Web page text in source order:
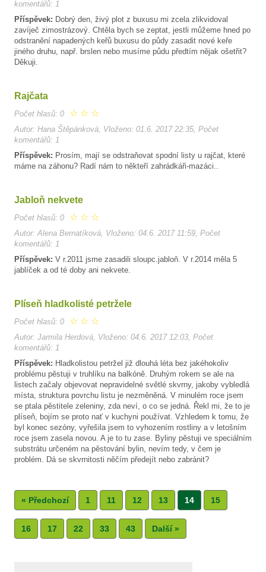
komentářů: 1
Příspěvek: Dobrý den, živý plot z buxusu mi zcela zlikvidoval
zavíječ zimostrázový. Chtěla bych se zeptat, jestli můžeme hned po
odstranění napadených keřů buxusu do půdy zasadit nové keře
jiného druhu, např. brslen nebo musíme půdu předtím nějak ošetřit?
Děkuji.
Rajčata
Počet hlasů: 0 ☆ ☆ ☆
Autor: Hana Štěpánková, Vloženo: 01.6. 2017 22:35, Počet
komentářů: 1
Příspěvek: Prosím, mají se odstraňovat spodní listy u rajčat, které
máme na záhonu? Radí nám to někteří zahrádkáři-mazáci..
Jabloň nekvete
Počet hlasů: 0 ☆ ☆ ☆
Autor: Alena Bernatíková, Vloženo: 04.6. 2017 11:59, Počet
komentářů: 1
Příspěvek: V r.2011 jsme zasadili sloupc.jabloň. V r.2014 měla 5
jablíček a od té doby ani nekvete.
Plíseň hladkolisté petržele
Počet hlasů: 0 ☆ ☆ ☆
Autor: Jarmila Herdová, Vloženo: 04.6. 2017 12:03, Počet
komentářů: 1
Příspěvek: Hladkolistou petržel již dlouhá léta bez jakéhokoliv
problému pěstuji v truhlíku na balkóně. Druhým rokem se ale na
listech začaly objevovat nepravidelné světlé skvrny, jakoby vybledlá
místa, struktura povrchu listu je nezměněná. V minulém roce jsem
se ptala pěstitele zeleniny, zda neví, o co se jedná. Řekl mi, že to je
plíseň, bojím se proto nať v kuchyni používat. Vzhledem k tomu, že
byl konec sezóny, vyřešila jsem to vyhozením rostliny a v letošním
roce jsem zasela novou. A je to tu zase. Byliny pěstuji ve speciálním
substrátu určeném na pěstování bylin, nevím tedy, v čem je
problém. Dá se skvrnitosti něčím předejít nebo zabránit?
« Předchozí 1 11 12 13 14 15
16 17 22 33 43 Další »